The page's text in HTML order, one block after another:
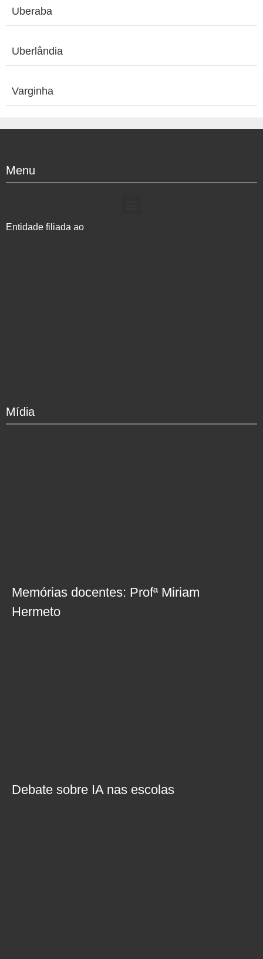
Uberaba
Uberlândia
Varginha
Menu
Entidade filiada ao
Mídia
Memórias docentes: Profª Miriam
Hermeto
Debate sobre IA nas escolas